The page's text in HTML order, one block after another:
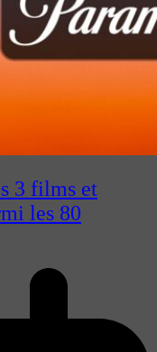
3 films et
les 80